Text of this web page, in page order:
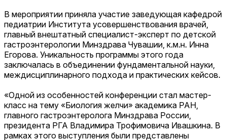
В мероприятии приняла участие заведующая кафедрой
педиатрии Института усовершенствования врачей,
главный внештатный специалист-эксперт по детской
гастроэнтерологии Минздрава Чувашии, к.м.н. Инна
Егорова. Уникальность программы этого года
заключалась в объединении фундаментальной науки,
междисциплинарного подхода и практических кейсов.
«Одной из особенностей конференции стал мастер-
класс на тему «Биология желчи» академика РАН,
главного гастроэнтеролога Минздрава России,
президента РГА Владимира Трофимовича Ивашкина. В
рамках этого выступления были представлены